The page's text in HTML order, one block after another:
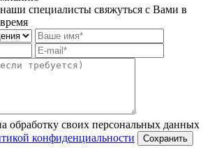
специалисты свяжуться с Вами в
обработку своих персональных данных
конфиденциальности